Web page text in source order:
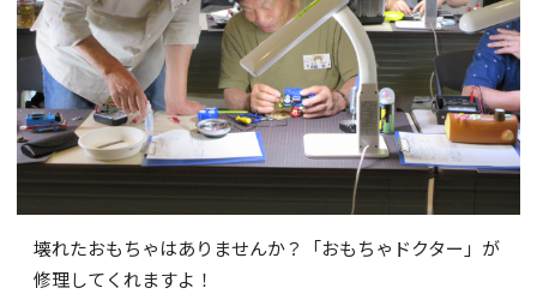
壊れたおもちゃはありませんか？「おもちゃドクター」が
修理してくれますよ！